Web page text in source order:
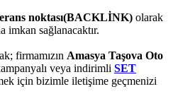
noktası(BACKLİNK) olarak
imkan sağlanacaktır.
firmamızın Amasya Taşova Oto
veya indirimli SET
için bizimle iletişime geçmenizi